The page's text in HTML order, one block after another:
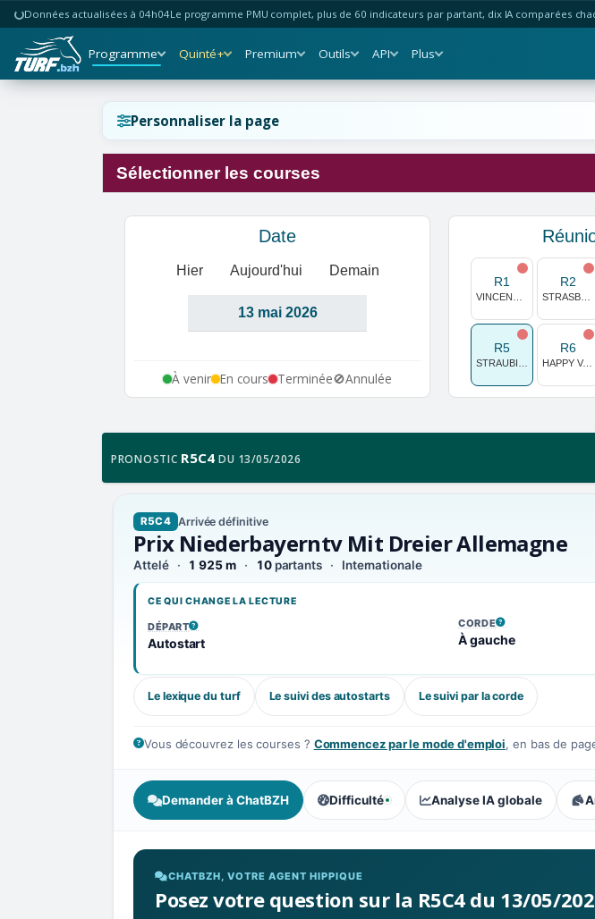
Données actualisées à 04h04Le programme PMU complet, plus de 60 indicateurs par partant, dix IA comparées
Programme Quinté+ Premium Outils API Plus
Personnaliser la page
Sélectionner les courses
Date
Hier Aujourd'hui Demain
À venir En cours Terminée🚫Annulée
R1 R2
R5 R6
HAPPY VALLEY
PRONOSTIC R5C4 DU 13/05/2026
R5C4 Arrivée définitive
Prix Niederbayerntv Mit Dreier Allemagne
Attelé 1 925 m 10partants Internationale
CE QUI CHANGE LA LECTURE
DÉPART
, VOIR LA DÉFINITION
Autostart
CORDE
, VOIR LA DÉFINITION
À gauche
Le lexique du turf Le suivi des autostarts Le suivi par la corde
Vous découvrez les courses ? Commencez par le mode d'emploi, en bas de
Demander à ChatBZH Difficulté
, tendance des parieurs : Élémentaire
Analyse IA globale
CHATBZH, VOTRE AGENT HIPPIQUE
Posez votre question sur la R5C4 du 13/05/
Réinitialiser l'affichage ?
Annuler